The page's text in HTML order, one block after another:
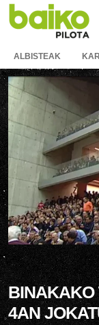
ALBISTEAK
BINAKAKO
4AN